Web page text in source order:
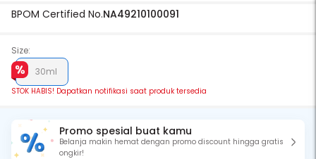
BPOM Certified No.NA49210100091
Size:
30ml
STOK HABIS! Dapatkan notifikasi saat produk tersedia
Promo spesial buat kamu
Belanja makin hemat dengan promo discount hingga gratis
ongkir!